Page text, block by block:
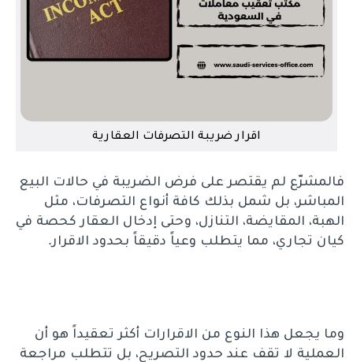
اقرار ضريبة التصرفات العقارية
فالمشرّع لم يقتصر على فرض الضريبة في حالات البيع
المباشر، بل شمل بذلك كافة أنواع التصرفات، مثل
الهبة، المقايضة، التنازل، وحتى إدخال العقار كحصة في
كيان تجاري، مما يتطلب وعياً دقيقاً بحدود الاقرار.
وما يجعل هذا النوع من الاقرارات أكثر تعقيداً هو أن
العملية لا تقف عند حدود التصريح، بل تتطلب مراجعة